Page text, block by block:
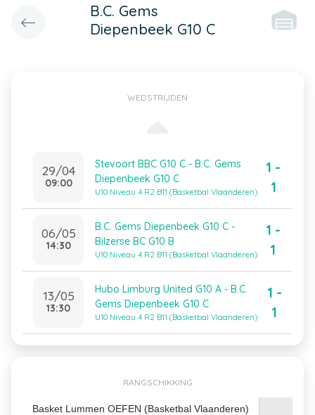
B.C. Gems
Diepenbeek G10 C
WEDSTRIJDEN
29/04
09:00
Stevoort BBC G10 C - B.C. Gems
Diepenbeek G10 C
U10 Niveau 4 R2 B11 (Basketbal Vlaanderen)
1 -
1
06/05
14:30
B.C. Gems Diepenbeek G10 C -
Bilzerse BC G10 B
U10 Niveau 4 R2 B11 (Basketbal Vlaanderen)
1 -
1
13/05
13:30
Hubo Limburg United G10 A - B.C.
Gems Diepenbeek G10 C
U10 Niveau 4 R2 B11 (Basketbal Vlaanderen)
1 -
1
RANGSCHIKKING
Basket Lummen OEFEN (Basketbal Vlaanderen)